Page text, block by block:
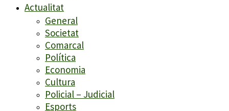
Actualitat
General
Societat
Comarcal
Política
Economia
Cultura
Policial – Judicial
Esports